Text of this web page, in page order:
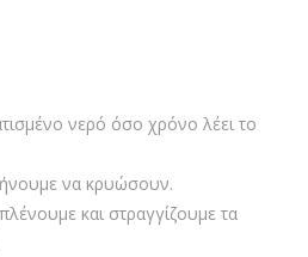
νερό όσο χρόνο λέει το
να κρυώσουν.
και στραγγίζουμε τα